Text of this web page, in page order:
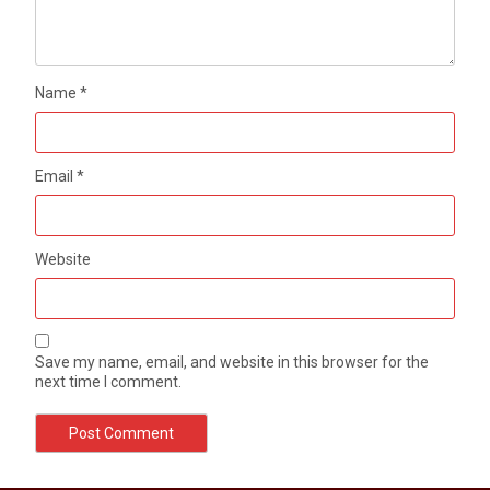
Name*
Email*
Website
Save my name, email, and website in this browser for the
next time I comment.